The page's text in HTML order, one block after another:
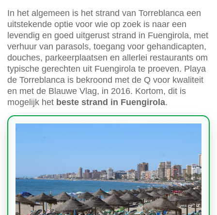
In het algemeen is het strand van Torreblanca een
uitstekende optie voor wie op zoek is naar een
levendig en goed uitgerust strand in Fuengirola, met
verhuur van parasols, toegang voor gehandicapten,
douches, parkeerplaatsen en allerlei restaurants om
typische gerechten uit Fuengirola te proeven. Playa
de Torreblanca is bekroond met de Q voor kwaliteit
en met de Blauwe Vlag, in 2016. Kortom, dit is
mogelijk het beste strand in Fuengirola.